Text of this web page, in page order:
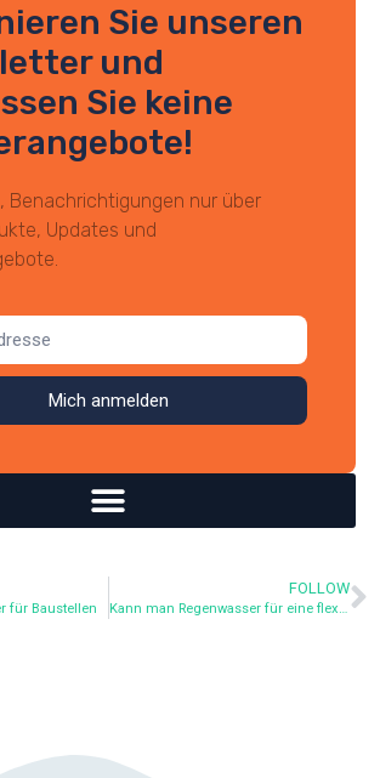
Sie unseren
und
Sie keine
Benachrichtigungen nur über
Updates und
Mich anmelden
für Baustellen
FOLLOW
Kann man Regenwasser für eine flexible Zisterne von einem Dach aus verzinktem Stahl entnehmen?